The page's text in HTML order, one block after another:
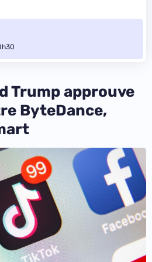
Trump approuve
ByteDance,